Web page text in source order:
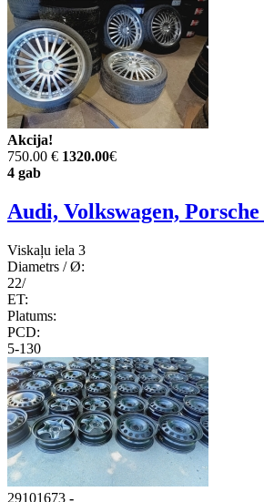
Akcija!
750.00 € 1320.00€
4 gab
Audi, Volkswagen,
Viskaļu iela 3
Diametrs / Ø:
22/
ET:
Platums:
PCD:
5-130
29101673 -